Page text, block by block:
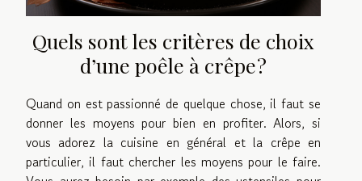
Quels sont les critères de choix
d’une poêle à crêpe ?
Quand on est passionné de quelque chose, il faut se
donner les moyens pour bien en profiter. Alors, si
vous adorez la cuisine en général et la crêpe en
particulier, il faut chercher les moyens pour le faire.